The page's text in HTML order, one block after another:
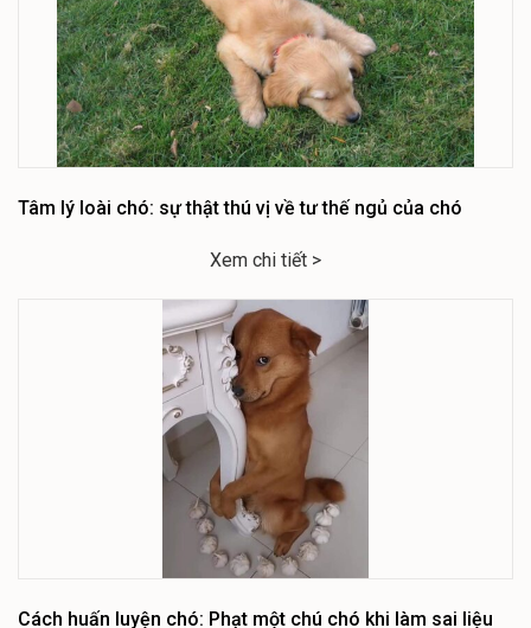
Tâm lý loài chó: sự thật thú vị về tư thế ngủ của chó
Xem chi tiết >
Cách huấn luyện chó: Phạt một chú chó khi làm sai liệu